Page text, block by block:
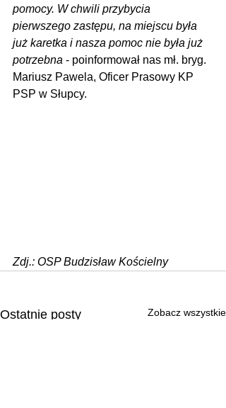
pomocy. W chwili przybycia
pierwszego zastępu, na miejscu była
już karetka i nasza pomoc nie była już
potrzebna - poinformował nas mł. bryg.
Mariusz Pawela, Oficer Prasowy KP
PSP w Słupcy.
Zdj.: OSP Budzisław Kościelny
Ostatnie posty Zobacz wszystkie